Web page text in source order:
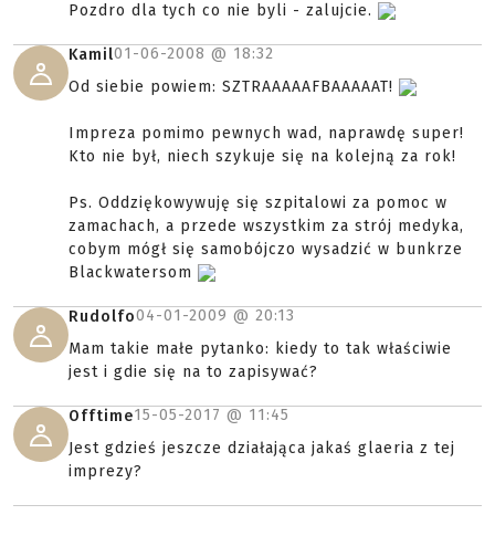
Pozdro dla tych co nie byli - zalujcie.
Kamil01-06-2008 @ 18:32
Od siebie powiem: SZTRAAAAAFBAAAAAT!
Impreza pomimo pewnych wad, naprawdę super!
Kto nie był, niech szykuje się na kolejną za rok!
Ps. Oddziękowywuję się szpitalowi za pomoc w
zamachach, a przede wszystkim za strój medyka,
cobym mógł się samobójczo wysadzić w bunkrze
Blackwatersom
Rudolfo04-01-2009 @ 20:13
Mam takie małe pytanko: kiedy to tak właściwie
jest i gdie się na to zapisywać?
Offtime15-05-2017 @ 11:45
Jest gdzieś jeszcze działająca jakaś glaeria z tej
imprezy?